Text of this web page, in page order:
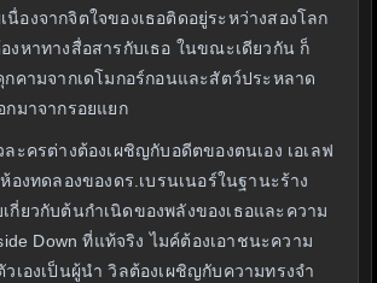
องจากจิตใจของเธอติดอยู่ระหว่างสองโลก
งหาทางสื่อสารกับเธอ ในขณะเดียวกัน ก็
คามจากเดโมกอร์กอนและสัตว์ประหลาด
มาจากรอยแยก
ะครต่างต้องเผชิญกับอดีตของตนเอง เอเลฟ
องทดลองของดร.เบรนเนอร์ในฐานะร้าง
กี่ยวกับต้นกำเนิดของพลังของเธอและความ
Down ที่แท้จริง ไมค์ต้องเอาชนะความ
เองเป็นผู้นำ วิลต้องเผชิญกับความทรงจำ